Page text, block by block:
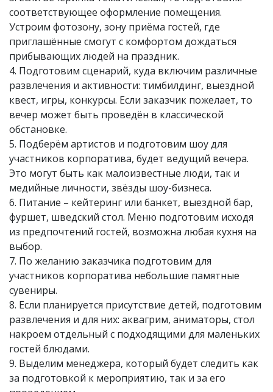
соответствующее оформление помещения.
Устроим фотозону, зону приёма гостей, где
приглашённые смогут с комфортом дождаться
прибывающих людей на праздник.
4. Подготовим сценарий, куда включим различные
развлечения и активности: тимбилдинг, выездной
квест, игры, конкурсы. Если заказчик пожелает, то
вечер может быть проведён в классической
обстановке.
5. Подберём артистов и подготовим шоу для
участников корпоратива, будет ведущий вечера.
Это могут быть как малоизвестные люди, так и
медийные личности, звёзды шоу-бизнеса.
6. Питание – кейтеринг или банкет, выездной бар,
фуршет, шведский стол. Меню подготовим исходя
из предпочтений гостей, возможна любая кухня на
выбор.
7. По желанию заказчика подготовим для
участников корпоратива небольшие памятные
сувениры.
8. Если планируется присутствие детей, подготовим
развлечения и для них: аквагрим, аниматоры, стол
накроем отдельный с подходящими для маленьких
гостей блюдами.
9. Выделим менеджера, который будет следить как
за подготовкой к мероприятию, так и за его